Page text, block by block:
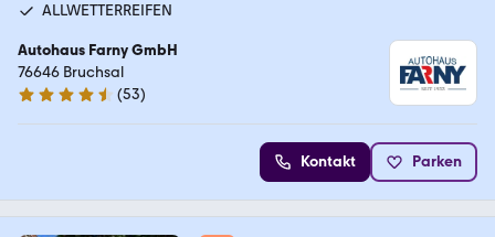
ALLWETTERREIFEN
Autohaus Farny GmbH
76646 Bruchsal
4.7 Sterne
(53)
Kontakt Parken